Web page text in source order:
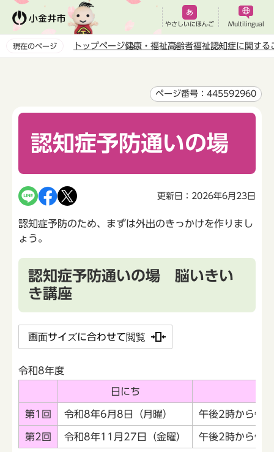
ペ
やさしいにほんご Multilingual
現在のページ トップページ健康・福祉高齢者福祉認知症に関する
ページ番号：445592960
認知症予防通いの場
更新日：2026年6月23日
認知症予防のため、まずは外出のきっかけを作りまし
ょう。
認知症予防通いの場 脳いきい
き講座
画面サイズに合わせて閲覧
令和8年度
日にち
第1回 令和8年6月8日（月曜） 午後2時から午
第2回 令和8年11月27日（金曜） 午後2時から午